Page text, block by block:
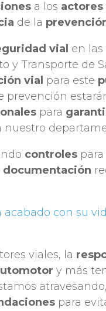
a los actores
de la
vial en las
y Transporte de
vial para este
prevención
para
nuestro
controles
documentación
acabado con su
viales, la
y más
para